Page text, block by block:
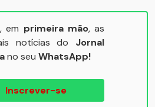
em primeira mão, as
notícias do Jornal
no seu WhatsApp!
Inscrever-se